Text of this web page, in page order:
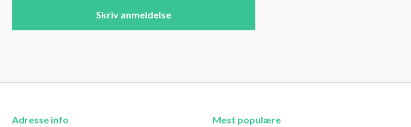
Skriv anmeldelse
Adresse info
Mest populære